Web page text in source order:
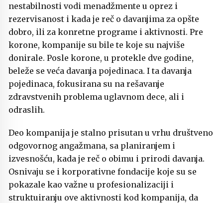
nestabilnosti vodi menadžmente u oprez i
rezervisanost i kada je reč o davanjima za opšte
dobro, ili za konretne programe i aktivnosti. Pre
korone, kompanije su bile te koje su najviše
donirale. Posle korone, u protekle dve godine,
beleže se veća davanja pojedinaca. I ta davanja
pojedinaca, fokusirana su na rešavanje
zdravstvenih problema uglavnom dece, ali i
odraslih.
Deo kompanija je stalno prisutan u vrhu društveno
odgovornog angažmana, sa planiranjem i
izvesnošću, kada je reč o obimu i prirodi davanja.
Osnivaju se i korporativne fondacije koje su se
pokazale kao važne u profesionalizaciji i
struktuiranju ove aktivnosti kod kompanija, da